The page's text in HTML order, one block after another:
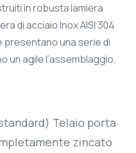
in robusta lamiera
di acciaio Inox AISI 304
presentano una serie di
un agile l’assemblaggio.
Telaio porta
zincato